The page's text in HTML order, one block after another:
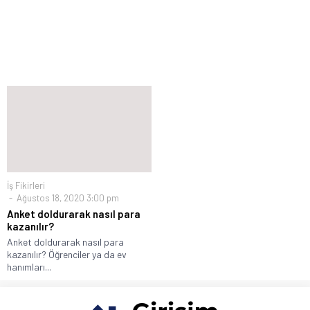
İş Fikirleri
Ağustos 18, 2020 3:00 pm
Anket doldurarak nasıl para
kazanılır?
Anket doldurarak nasıl para
kazanılır? Öğrenciler ya da ev
hanımları...